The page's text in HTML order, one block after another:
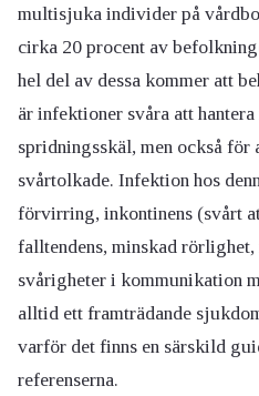
multisjuka individer på
cirka 20 procent av
hel del av dessa kommer att
är infektioner svåra att
spridningsskäl, men också
svårtolkade. Infektion hos
förvirring, inkontinens (svårt
falltendens, minskad
svårigheter i kommunikation
alltid ett framträdande
varför det finns en särskild
referenserna.